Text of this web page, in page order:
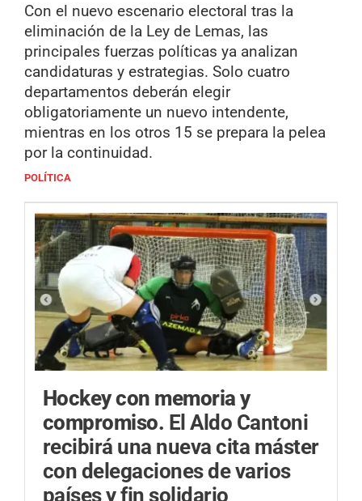
Con el nuevo escenario electoral tras la
eliminación de la Ley de Lemas, las
principales fuerzas políticas ya analizan
candidaturas y estrategias. Solo cuatro
departamentos deberán elegir
obligatoriamente un nuevo intendente,
mientras en los otros 15 se prepara la pelea
por la continuidad.
POLÍTICA
Hockey con memoria y
compromiso. El Aldo Cantoni
recibirá una nueva cita máster
con delegaciones de varios
países y fin solidario